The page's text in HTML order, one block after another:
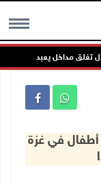
MENU
تغلق مداخل يعبد جنوب غرب
برنامج الأغذية العالمي: 9 من كل 10 أطفال في غزة